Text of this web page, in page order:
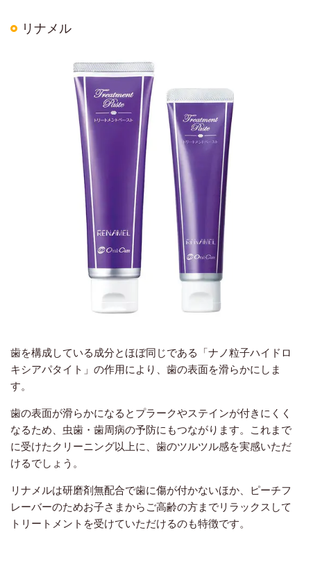
リナメル
歯を構成している成分とほぼ同じである「ナノ粒子ハイドロ
キシアパタイト」の作用により、歯の表面を滑らかにしま
す。
歯の表面が滑らかになるとプラークやステインが付きにくく
なるため、虫歯・歯周病の予防にもつながります。これまで
に受けたクリーニング以上に、歯のツルツル感を実感いただ
けるでしょう。
リナメルは研磨剤無配合で歯に傷が付かないほか、ピーチフ
レーバーのためお子さまからご高齢の方までリラックスして
トリートメントを受けていただけるのも特徴です。